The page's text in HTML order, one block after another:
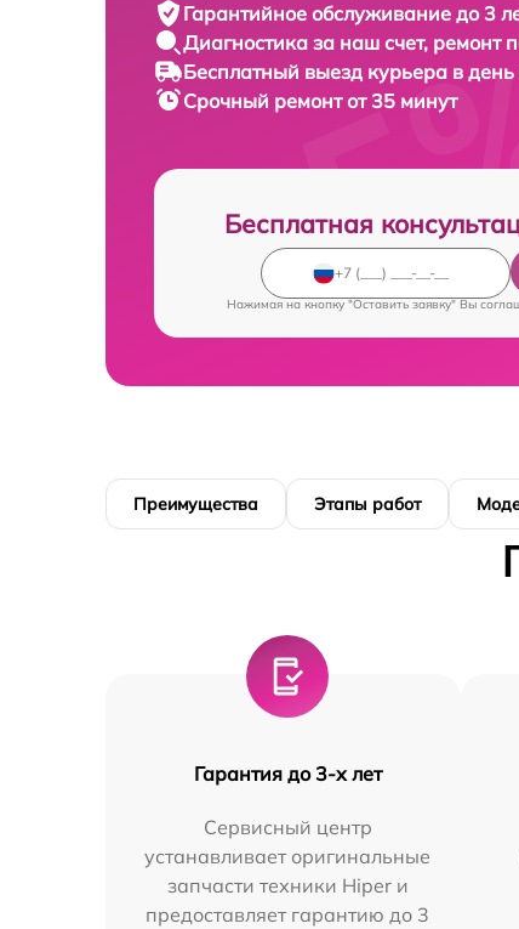
Гарантийное обслуживание до 3
Диагностика за наш счет, ремонт
Бесплатный выезд курьера в
Срочный ремонтот 35 минут
Бесплатная
Нажимая на кнопку "Оставить заявку" Вы
Преимущества Этапы работ
Гарантия до 3-х лет
Сервисный центр
устанавливает оригинальные
запчасти техники Hiper и
предоставляет гарантию до 3